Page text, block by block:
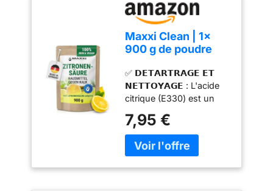
Maxxi Clean | 1x
900 g de poudre
qualité alimentaire |
Fabriqué en
Allemagne | Produit
domestique pour la
cuisine, le ménage
et la cosmétique |
100% pureté &
✅ 𝗗𝗘𝗧𝗔𝗥𝗧𝗥𝗔𝗚𝗘 𝗘𝗧
𝗡𝗘𝗧𝗧𝗢𝗬𝗔𝗚𝗘 : L'acide
citrique (E330) est un
élimine sans effort le
calcaire et autres dépôts
sur tous les appareils
magnifique aux surfaces
7,95 €